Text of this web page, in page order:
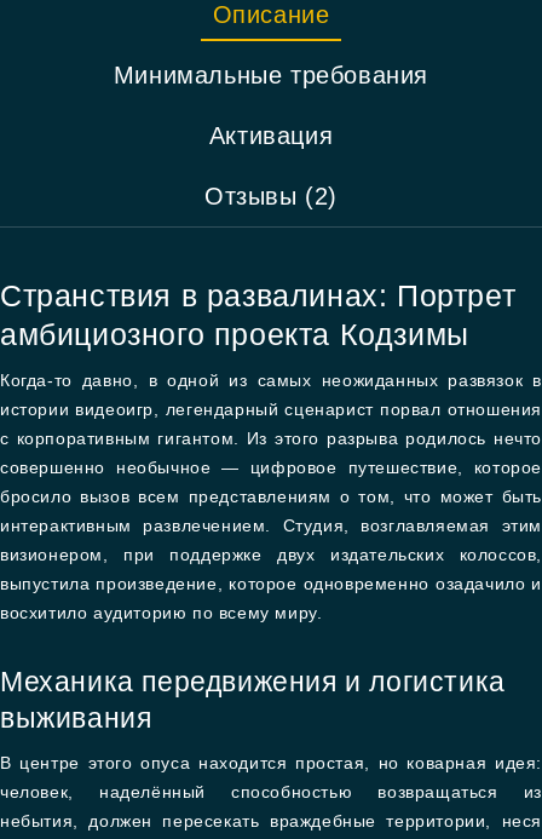
Описание
Минимальные требования
Активация
Отзывы (2)
Странствия в развалинах: Портрет
амбициозного проекта Кодзимы
Когда-то давно, в одной из самых неожиданных развязок в
истории видеоигр, легендарный сценарист порвал отношения
с корпоративным гигантом. Из этого разрыва родилось нечто
совершенно необычное — цифровое путешествие, которое
бросило вызов всем представлениям о том, что может быть
интерактивным развлечением. Студия, возглавляемая этим
визионером, при поддержке двух издательских колоссов,
выпустила произведение, которое одновременно озадачило и
восхитило аудиторию по всему миру.
Механика передвижения и логистика
выживания
В центре этого опуса находится простая, но коварная идея:
человек, наделённый способностью возвращаться из
небытия, должен пересекать враждебные территории, неся